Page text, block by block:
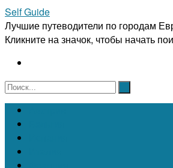
Self Guide
Лучшие путеводители по городам
Кликните на значок, чтобы начать